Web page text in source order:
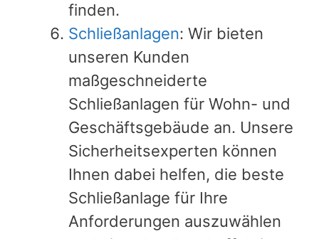
finden.
Schließanlagen: Wir bieten
unseren Kunden
maßgeschneiderte
Schließanlagen für Wohn- und
Geschäftsgebäude an. Unsere
Sicherheitsexperten können
Ihnen dabei helfen, die beste
Schließanlage für Ihre
Anforderungen auszuwählen